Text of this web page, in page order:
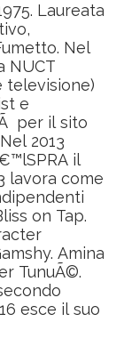
Laureata
Nel
NUCT
televisione)
e
per il sito
2013
il
lavora come
on Tap.
Amina
TunuÃ©.
esce il suo